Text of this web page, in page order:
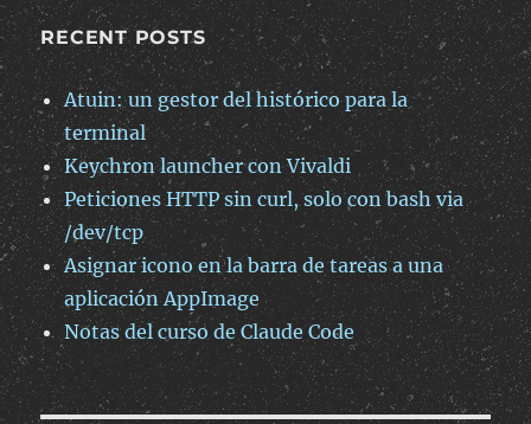
RECENT POSTS
Atuin: un gestor del histórico para la
terminal
Keychron launcher con Vivaldi
Peticiones HTTP sin curl, solo con bash via
/dev/tcp
Asignar icono en la barra de tareas a una
aplicación AppImage
Notas del curso de Claude Code